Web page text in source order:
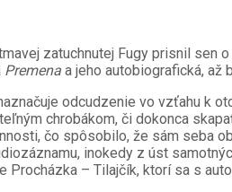
zatuchnutej Fugy prisnil sen
Premena a jeho autobiografická,
odcudzenie vo vzťahu k
chrobákom, či dokonca
čo spôsobilo, že sám seba
inokedy z úst
– Tilajčík, ktorí sa s